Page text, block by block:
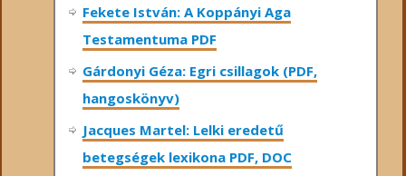
Fekete István: A Koppányi Aga
Testamentuma PDF
Gárdonyi Géza: Egri csillagok (PDF,
hangoskönyv)
Jacques Martel: Lelki eredetű
betegségek lexikona PDF, DOC